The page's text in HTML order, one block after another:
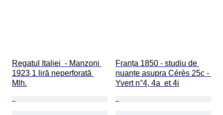
Regatul Italiei  - Manzoni
1923 1 liră neperforată
Mlh.
Franța 1850 - studiu de
nuanțe asupra Cérès 25c -
Yvert n°4, 4a  et 4i